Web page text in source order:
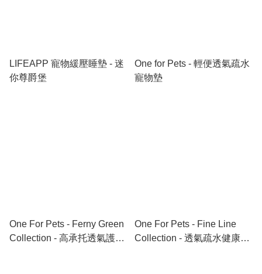
LIFEAPP 寵物緩壓睡墊 - 迷
你尊爵堡
One for Pets - 輕便透氣疏水
寵物墊
One For Pets - Ferny Green
Collection - 高承托透氣護脊
One For Pets - Fine Line
Collection - 透氣疏水健康寵